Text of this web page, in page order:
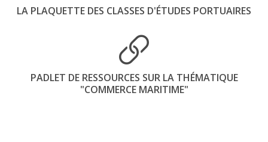
LA PLAQUETTE DES CLASSES D'ÉTUDES PORTUAIRES
PADLET DE RESSOURCES SUR LA THÉMATIQUE
"COMMERCE MARITIME"